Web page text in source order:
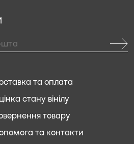
та оплата
стану вінілу
товару
та контакти